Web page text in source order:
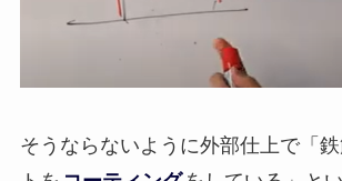
そうならないように外部仕上で「